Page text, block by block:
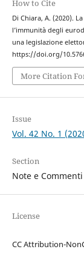
How to Cite
Di Chiara, A. (2020).
l’immunità degli
una legislazione
https://doi.org/
More Citation
Issue
Vol. 42 No. 1
Section
Note e Commenti
License
CC Attribution-